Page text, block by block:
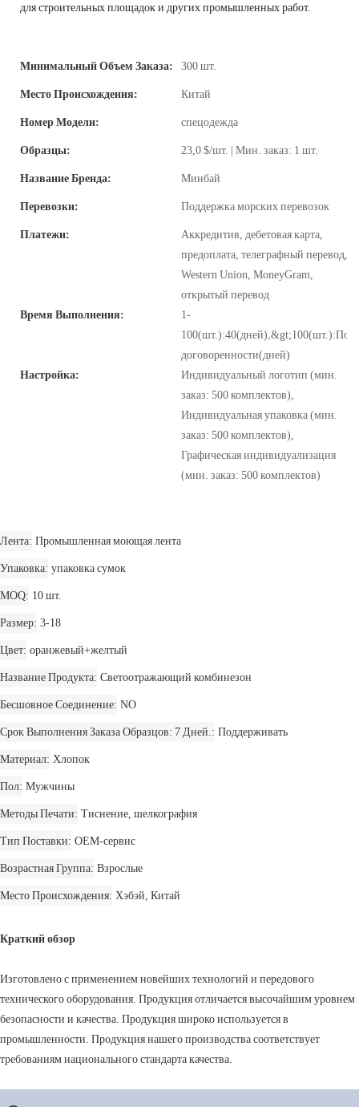
для строительных площадок и других промышленных работ.
Минимальный Объем Заказа: 300 шт.
Место Происхождения: Китай
Номер Модели: спецодежда
Образцы: 23,0 $/шт. | Мин. заказ: 1 шт.
Название Бренда: Минбай
Перевозки: Поддержка морских перевозок
Платежи:
Аккредитив, дебетовая карта,
предоплата, телеграфный перевод,
Western Union, MoneyGram,
открытый перевод
Время Выполнения:
1-
100(шт.):40(дней),&gt;100(шт.):По
договоренности(дней)
Настройка:
Индивидуальный логотип (мин.
заказ: 500 комплектов),
Индивидуальная упаковка (мин.
заказ: 500 комплектов),
Графическая индивидуализация
(мин. заказ: 500 комплектов)
Лента Промышленная моющая лента
Упаковка упаковка сумок
MOQ 10 шт.
Размер 3-18
Цвет оранжевый+желтый
Название Продукта Светоотражающий комбинезон
Бесшовное Соединение NO
Срок Выполнения Заказа Образцов: 7 Дней. Поддерживать
Материал Хлопок
Пол Мужчины
Методы Печати Тиснение, шелкография
Тип Поставки OEM-сервис
Возрастная Группа Взрослые
Место Происхождения Хэбэй, Китай
Краткий обзор
Изготовлено с применением новейших технологий и передового
технического оборудования. Продукция отличается высочайшим уровнем
безопасности и качества. Продукция широко используется в
промышленности. Продукция нашего производства соответствует
требованиям национального стандарта качества.